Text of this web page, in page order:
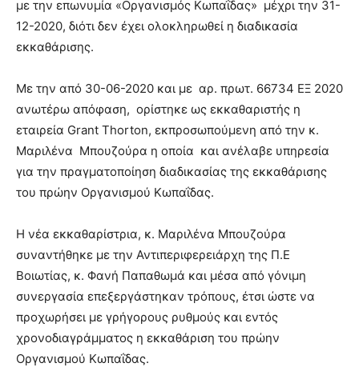
με την επωνυμία «Οργανισμός Κωπαΐδας» μέχρι την 31-
12-2020, διότι δεν έχει ολοκληρωθεί η διαδικασία
εκκαθάρισης.
Με την από 30-06-2020 και με αρ. πρωτ. 66734 ΕΞ 2020
ανωτέρω απόφαση, ορίστηκε ως εκκαθαριστής η
εταιρεία Grant Thorton, εκπροσωπούμενη από την κ.
Μαριλένα Μπουζούρα η οποία και ανέλαβε υπηρεσία
για την πραγματοποίηση διαδικασίας της εκκαθάρισης
του πρώην Οργανισμού Κωπαΐδας.
Η νέα εκκαθαρίστρια, κ. Μαριλένα Μπουζούρα
συναντήθηκε με την Αντιπεριφερειάρχη της Π.Ε
Βοιωτίας, κ. Φανή Παπαθωμά και μέσα από γόνιμη
συνεργασία επεξεργάστηκαν τρόπους, έτσι ώστε να
προχωρήσει με γρήγορους ρυθμούς και εντός
χρονοδιαγράμματος η εκκαθάριση του πρώην
Οργανισμού Κωπαΐδας.